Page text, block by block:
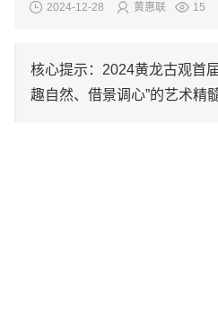
2024-12-28 黄惠联 15
核心提示：2024黄龙古观首
趣自然、借景调心”的艺术精